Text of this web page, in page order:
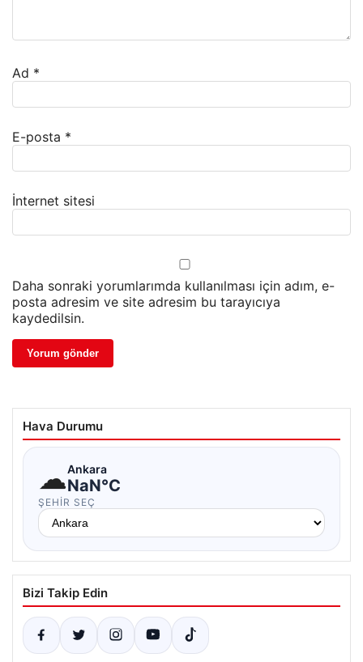
Ad *
E-posta *
İnternet sitesi
Daha sonraki yorumlarımda kullanılması için adım, e-
posta adresim ve site adresim bu tarayıcıya
kaydedilsin.
Hava Durumu
☁Ankara
NaN°C
ŞEHIR SEÇ
Bizi Takip Edin